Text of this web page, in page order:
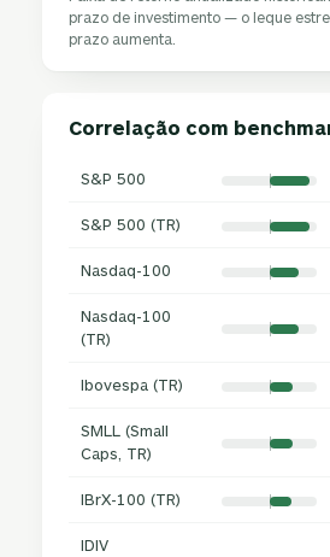
prazo de investimento — o leque
prazo aumenta.
Correlação com
S&P 500
S&P 500 (TR)
Nasdaq-100
Nasdaq-100
(TR)
Ibovespa (TR)
SMLL (Small
Caps, TR)
IBrX-100 (TR)
IDIV